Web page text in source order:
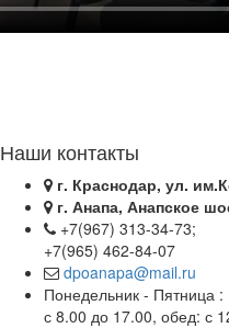
Наши контакты
г. Краснодар, ул.
г. Анапа, Анапское
+7(967) 313-34-73;
+7(965) 462-84-07
dpoanapa@mail.ru
Понедельник - Пятница :
с 8.00 до 17.00, обед: с